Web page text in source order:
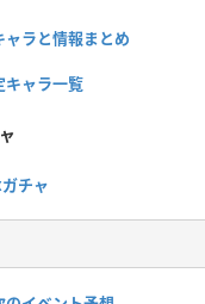
ラと情報まとめ
キャラ一覧
チャ